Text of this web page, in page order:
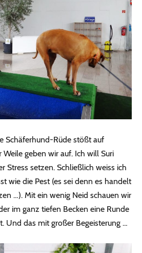
Schäferhund-Rüde stößt auf
geben wir auf. Ich will Suri
Stress setzen. Schließlich weiss ich
wie die Pest (es sei denn es handelt
…). Mit ein wenig Neid schauen wir
im ganz tiefen Becken eine Runde
Und das mit großer Begeisterung …